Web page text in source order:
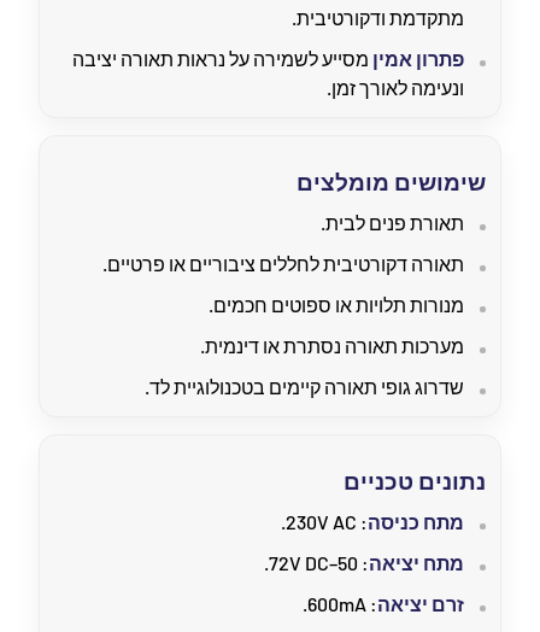
מתקדמת ודקורטיבית.
פתרון אמין מסייע לשמירה על נראות תאורה יציבה
ונעימה לאורך זמן.
שימושים מומלצים
תאורת פנים לבית.
תאורה דקורטיבית לחללים ציבוריים או פרטיים.
מנורות תלויות או ספוטים חכמים.
מערכות תאורה נסתרת או דינמית.
שדרוג גופי תאורה קיימים בטכנולוגיית לד.
נתונים טכניים
מתח כניסה: 230V AC.
מתח יציאה: 50–72V DC.
זרם יציאה: 600mA.